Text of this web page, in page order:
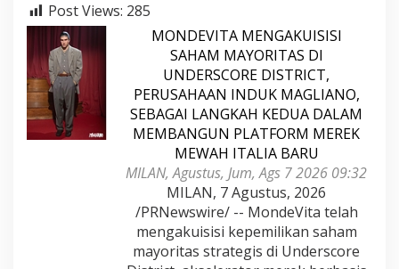
Post Views: 285
MONDEVITA MENGAKUISISI
SAHAM MAYORITAS DI
UNDERSCORE DISTRICT,
PERUSAHAAN INDUK MAGLIANO,
SEBAGAI LANGKAH KEDUA DALAM
MEMBANGUN PLATFORM MEREK
MEWAH ITALIA BARU
MILAN, Agustus, Jum, Ags 7 2026 09:32
MILAN, 7 Agustus, 2026
/PRNewswire/ -- MondeVita telah
mengakuisisi kepemilikan saham
mayoritas strategis di Underscore